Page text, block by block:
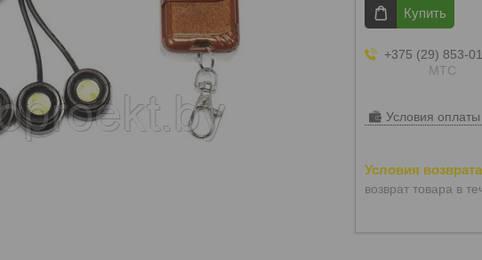
Купить
+375 (29) 853-
МТС
Условия оплаты
возврат товара в